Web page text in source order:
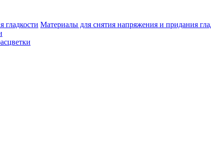
Материалы для снятия напряжения и придания